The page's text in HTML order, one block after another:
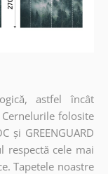
astfel încât
folosite
GREENGUARD
respectă cele mai
Tapetele noastre